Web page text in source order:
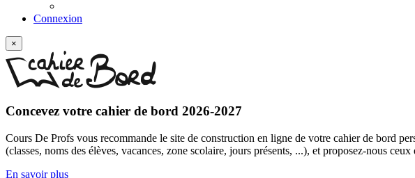
Connexion
×
Concevez votre cahier de bord 2026-2027
Cours De Profs vous recommande le site de construction en ligne de votre cahier de bord
(classes, noms des élèves, vacances, zone scolaire, jours présents, ...), et proposez-nous
En savoir plus